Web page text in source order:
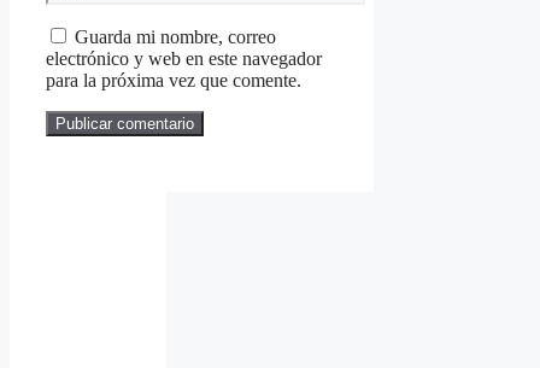
Guarda mi nombre, correo
electrónico y web en este navegador
para la próxima vez que comente.